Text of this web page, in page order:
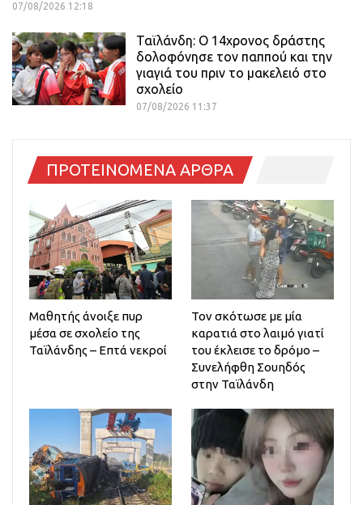
07/08/2026 12:18
Ταϊλάνδη: Ο 14χρονος δράστης
δολοφόνησε τον παππού και την
γιαγιά του πριν το μακελειό στο
σχολείο
07/08/2026 11:37
ΠΡΟΤΕΙΝΟΜΕΝΑ ΑΡΘΡΑ
Μαθητής άνοιξε πυρ
μέσα σε σχολείο της
Ταϊλάνδης – Επτά νεκροί
Τον σκότωσε με μία
καρατιά στο λαιμό γιατί
του έκλεισε το δρόμο –
Συνελήφθη Σουηδός
στην Ταϊλάνδη